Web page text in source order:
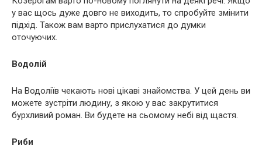
у вас щось дуже довго не виходить, то спробуйте змінити
підхід. Також вам варто прислухатися до думки
оточуючих.
Водолій
На Водоліїв чекають нові цікаві знайомства. У цей день ви
можете зустріти людину, з якою у вас закрутитися
бурхливий роман. Ви будете на сьомому небі від щастя.
Риби